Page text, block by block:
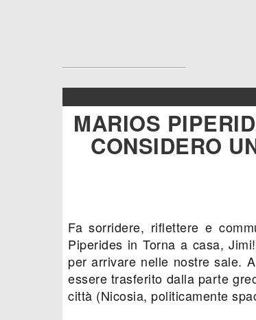
MARIOS
CONSIDERO
Fa sorridere, riflettere e
Piperides in Torna a casa,
per arrivare nelle nostre sale.
essere trasferito dalla parte
città (Nicosia, politicamente